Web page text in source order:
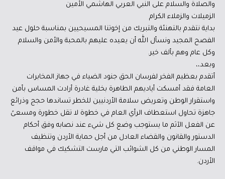
والصلاة والسلام على النبي العربي الهاشمي الأمين
الزميلات والزملاء الكرام
بداية نتقدم بالتهنئة والتبريك من إخوتنا المسيحيين بمناسبة حلول عيد
الفصح المجيد ونسأل الله أن يعيده عليهم بالمحبة والأمن والسلام
وكل عام وهم بألف خير.
وبعد،،
أتقدم بعظيم الفخر لفرسان الحق جنود الضياء في جهاز المخابرات
العامة فقد أمسكت أياديهم الطاهرة بخلية غادرة أرادت المساس بأمن
واستقرار الوطن وتعريض سلامة الأردنيين للخطر تساندها حجج وذرائع
جاهزة تحاول استعطاف الرأي العام في خطوة لا تقل خطورة ومسعىً
عن الفعل الآثم ما يستوجب وضع كل شيء عند نصابه وفق أحكام
الدستور والقانون والقضاء العادل من أجل حماية الأردن وتنظيف
المسار الوطني من كل الشوائب التي مارست التشكيك في مواقف
الأردن.